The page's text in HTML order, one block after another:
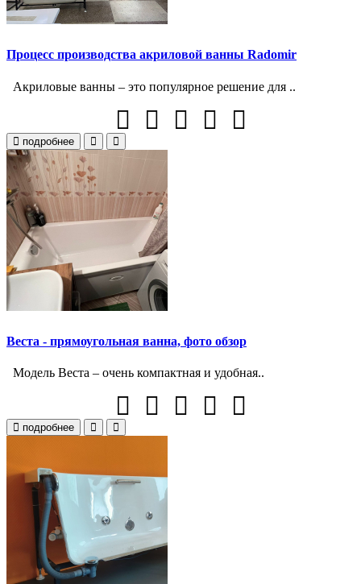
Процесс производства акриловой ванны Radomir
Акриловые ванны – это популярное решение для ..
подробнее
Веста - прямоугольная ванна, фото обзор
Модель Веста – очень компактная и удобная..
подробнее